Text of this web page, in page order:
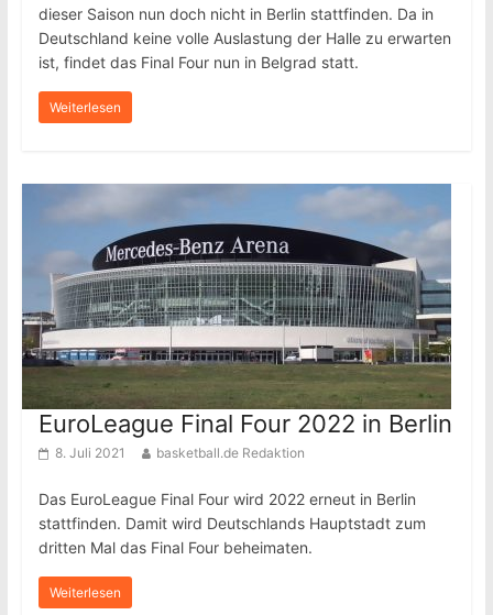
dieser Saison nun doch nicht in Berlin stattfinden. Da in
Deutschland keine volle Auslastung der Halle zu erwarten
ist, findet das Final Four nun in Belgrad statt.
Weiterlesen
EuroLeague Final Four 2022 in Berlin
8. Juli 2021 basketball.de Redaktion
Das EuroLeague Final Four wird 2022 erneut in Berlin
stattfinden. Damit wird Deutschlands Hauptstadt zum
dritten Mal das Final Four beheimaten.
Weiterlesen